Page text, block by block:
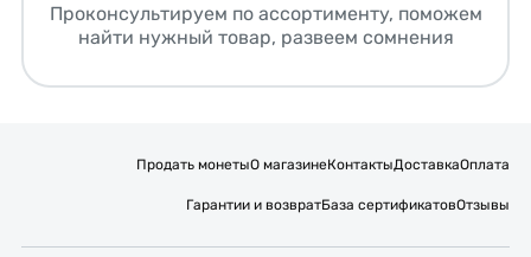
Проконсультируем по ассортименту, поможем
найти нужный товар, развеем сомнения
Продать монетыО магазинеКонтактыДоставкаОплата
Гарантии и возвратБаза сертификатовОтзывы